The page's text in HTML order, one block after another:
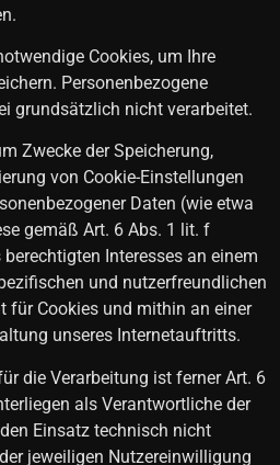
Cookies, um Ihre
Personenbezogene
grundsätzlich nicht verarbeitet.
Zwecke der Speicherung,
von Cookie-Einstellungen
Daten (wie etwa
gemäß Art. 6 Abs. 1 lit. f
Interesses an einem
und nutzerfreundlichen
für Cookies und mithin an einer
unseres Internetauftritts.
die Verarbeitung ist ferner Art. 6
als Verantwortliche der
Einsatz technisch nicht
jeweiligen Nutzereinwilligung